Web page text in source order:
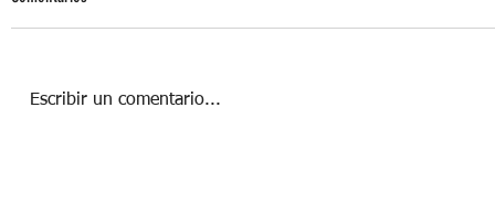
Escribir un comentario...